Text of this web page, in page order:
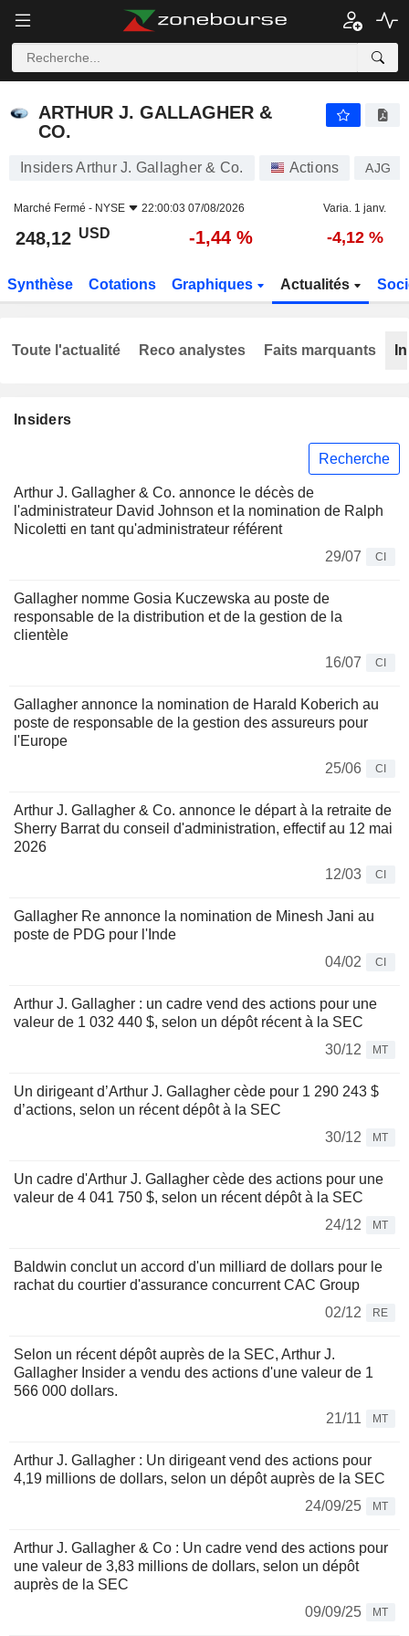
ARTHUR J. GALLAGHER &
CO.
Insiders Arthur J. Gallagher & Co. Actions AJG
Marché Fermé - NYSE 22:00:03 07/08/2026 Varia. 1 janv.
248,12 USD -1,44 % -4,12 %
Synthèse Cotations Graphiques Actualités
Insiders
Recherche
Arthur J. Gallagher & Co. annonce le décès de
l'administrateur David Johnson et la nomination de Ralph
Nicoletti en tant qu'administrateur référent
29/07
CI
Gallagher nomme Gosia Kuczewska au poste de
responsable de la distribution et de la gestion de la
clientèle
16/07
CI
Gallagher annonce la nomination de Harald Koberich au
poste de responsable de la gestion des assureurs pour
l'Europe
25/06
CI
Arthur J. Gallagher & Co. annonce le départ à la retraite de
Sherry Barrat du conseil d'administration, effectif au 12 mai
2026
12/03
CI
Gallagher Re annonce la nomination de Minesh Jani au
poste de PDG pour l'Inde
04/02
CI
Arthur J. Gallagher : un cadre vend des actions pour une
valeur de 1 032 440 $, selon un dépôt récent à la SEC
30/12
MT
Un dirigeant d’Arthur J. Gallagher cède pour 1 290 243 $
d’actions, selon un récent dépôt à la SEC
30/12
MT
Un cadre d'Arthur J. Gallagher cède des actions pour une
valeur de 4 041 750 $, selon un récent dépôt à la SEC
24/12
MT
Baldwin conclut un accord d'un milliard de dollars pour le
rachat du courtier d'assurance concurrent CAC Group
02/12
RE
Selon un récent dépôt auprès de la SEC, Arthur J.
Gallagher Insider a vendu des actions d'une valeur de 1
566 000 dollars.
21/11
MT
Arthur J. Gallagher : Un dirigeant vend des actions pour
4,19 millions de dollars, selon un dépôt auprès de la SEC
24/09/25
MT
Arthur J. Gallagher & Co : Un cadre vend des actions pour
une valeur de 3,83 millions de dollars, selon un dépôt
auprès de la SEC
09/09/25
MT
Toute l'actualité Reco analystes Faits marquants